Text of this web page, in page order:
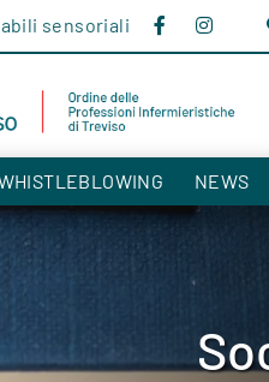
sensoriali
NEWS